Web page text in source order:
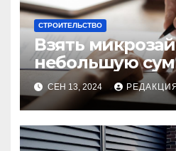
СТРОИТЕЛЬСТВО
Взять
небольшую
СЕН 13, 2024 РЕДАКЦИЯ